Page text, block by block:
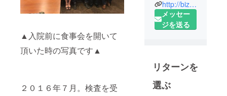
▲入院前に食事会を開いて
頂いた時の写真です▲
２０１６年７月。検査を受
よさに触
れ、『働か
せてくれ』
み込みで働
く。１年ほ
どのちに帰
http://bizibure.com/
メッセー
ジを送る
リターンを
選ぶ